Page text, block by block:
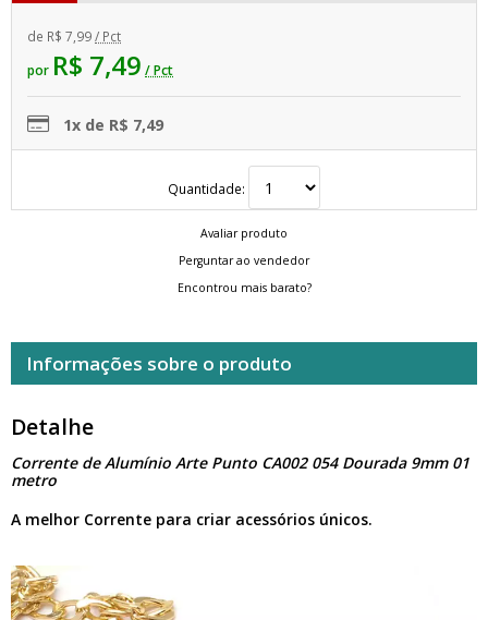
de R$ 7,99/ Pct
por R$ 7,49 / Pct
1x de R$ 7,49
Quantidade:
Avaliar produto
Perguntar ao vendedor
Encontrou mais barato?
Informações sobre o produto
Detalhe
Corrente de Alumínio Arte Punto CA002 054 Dourada 9mm 01
metro
A melhor Corrente para criar acessórios únicos.